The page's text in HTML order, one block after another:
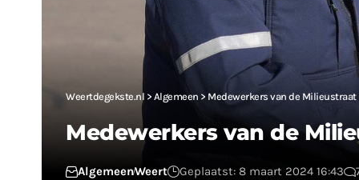
Weertdegekste.nl > Algemeen > Medewerkers van de Milieustraat
Medewerkers van de
AlgemeenWeert Geplaatst: 8 maart 2024 16:43